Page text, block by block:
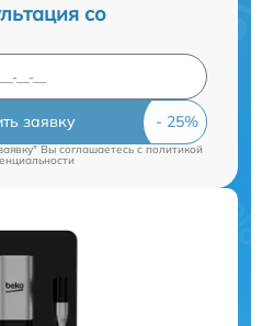
со
заявку
Вы соглашаетесь c политикой